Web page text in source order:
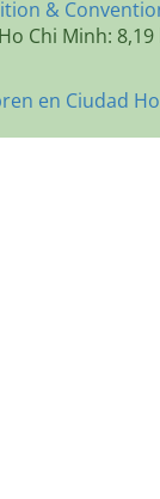
&
Chi Minh:
en Ciudad